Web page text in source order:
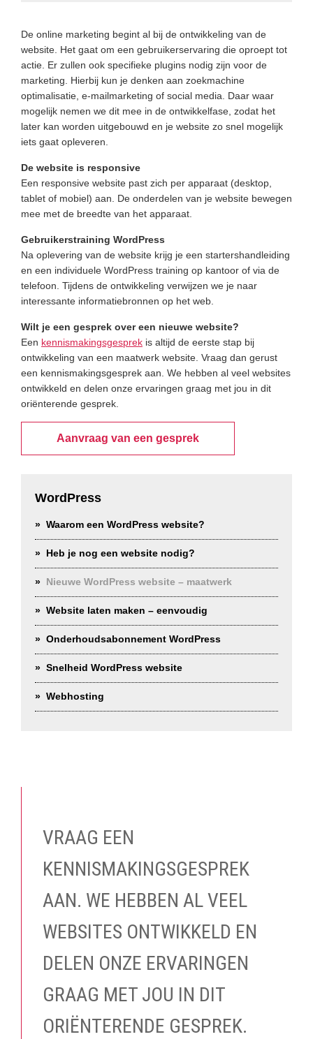
De online marketing begint al bij de ontwikkeling van de
website. Het gaat om een gebruikerservaring die oproept tot
actie. Er zullen ook specifieke plugins nodig zijn voor de
marketing. Hierbij kun je denken aan zoekmachine
optimalisatie, e-mailmarketing of social media. Daar waar
mogelijk nemen we dit mee in de ontwikkelfase, zodat het
later kan worden uitgebouwd en je website zo snel mogelijk
iets gaat opleveren.
De website is responsive
Een responsive website past zich per apparaat (desktop,
tablet of mobiel) aan. De onderdelen van je website bewegen
mee met de breedte van het apparaat.
Gebruikerstraining WordPress
Na oplevering van de website krijg je een startershandleiding
en een individuele WordPress training op kantoor of via de
telefoon. Tijdens de ontwikkeling verwijzen we je naar
interessante informatiebronnen op het web.
Wilt je een gesprek over een nieuwe website?
Een kennismakingsgesprek is altijd de eerste stap bij
ontwikkeling van een maatwerk website. Vraag dan gerust
een kennismakingsgesprek aan. We hebben al veel websites
ontwikkeld en delen onze ervaringen graag met jou in dit
oriënterende gesprek.
Aanvraag van een gesprek
Sidebar
WordPress
Waarom een WordPress website?
Heb je nog een website nodig?
Nieuwe WordPress website – maatwerk
Website laten maken – eenvoudig
Onderhoudsabonnement WordPress
Snelheid WordPress website
Webhosting
VRAAG EEN
KENNISMAKINGSGESPREK
AAN. WE HEBBEN AL VEEL
WEBSITES ONTWIKKELD EN
DELEN ONZE ERVARINGEN
GRAAG MET JOU IN DIT
ORIËNTERENDE GESPREK.